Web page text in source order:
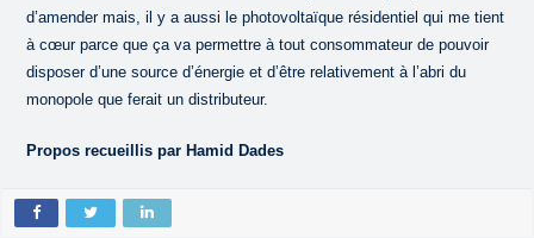
d’amender mais, il y a aussi le photovoltaïque résidentiel qui me tient
à cœur parce que ça va permettre à tout consommateur de pouvoir
disposer d’une source d’énergie et d’être relativement à l’abri du
monopole que ferait un distributeur.
Propos recueillis par Hamid Dades